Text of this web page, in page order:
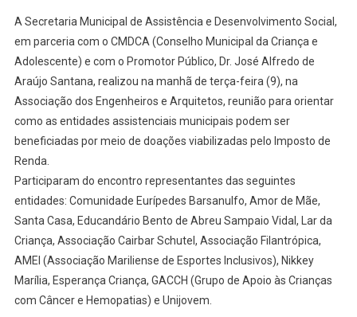
Para
Orientar
Entidades
De
Como
Podem
Ser
Pelo
Imposto
De
Renda
A Secretaria Municipal de Assistência e Desenvolvimento Social,
em parceria com o CMDCA (Conselho Municipal da Criança e
Adolescente) e com o Promotor Público, Dr. José Alfredo de
Araújo Santana, realizou na manhã de terça-feira (9), na
Associação dos Engenheiros e Arquitetos, reunião para orientar
como as entidades assistenciais municipais podem ser
beneficiadas por meio de doações viabilizadas pelo Imposto de
Renda.
Participaram do encontro representantes das seguintes
entidades: Comunidade Eurípedes Barsanulfo, Amor de Mãe,
Santa Casa, Educandário Bento de Abreu Sampaio Vidal, Lar da
Criança, Associação Cairbar Schutel, Associação Filantrópica,
AMEI (Associação Mariliense de Esportes Inclusivos), Nikkey
Marília, Esperança Criança, GACCH (Grupo de Apoio às Crianças
com Câncer e Hemopatias) e Unijovem.